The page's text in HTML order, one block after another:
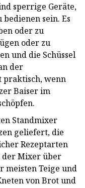
sperrige Geräte,
sein. Es
oder zu
oder zu
und die Schüssel
der
praktisch, wenn
Baiser im
Standmixer
geliefert, die
Rezeptarten
der Mixer über
meisten Teige und
von Brot und